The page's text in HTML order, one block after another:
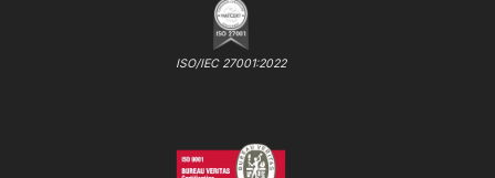
ISO/IEC 27001:2022